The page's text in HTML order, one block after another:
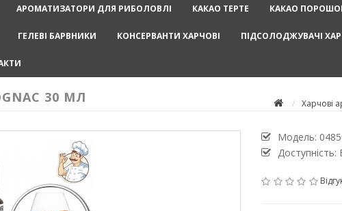
АРОМАТИЗАТОРИ ДЛЯ РИБОЛОВЛІ КАКАО ТЕРТЕ КАКАО
ГЕЛЕВІ БАРВНИКИ КОНСЕРВАНТИ ХАРЧОВІ ПІДСОЛОДЖУВАЧІ
Харчові
30 МЛ
Модель:
Доступність: